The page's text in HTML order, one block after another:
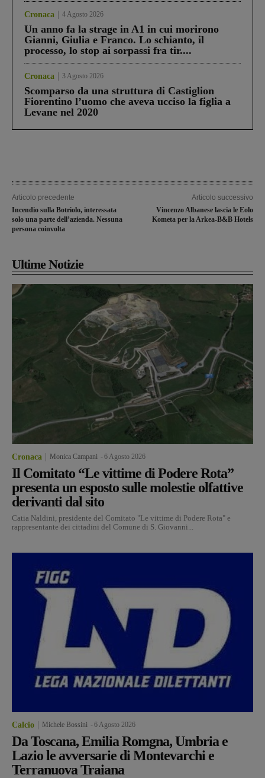
Cronaca 4 Agosto 2026
Un anno fa la strage in A1 in cui morirono
Gianni, Giulia e Franco. Lo schianto, il
processo, lo stop ai sorpassi fra tir....
Cronaca 3 Agosto 2026
Scomparso da una struttura di Castiglion
Fiorentino l’uomo che aveva ucciso la figlia a
Levane nel 2020
Articolo precedente
Incendio sulla Botriolo, interessata
solo una parte dell’azienda. Nessuna
persona coinvolta
Articolo successivo
Vincenzo Albanese lascia le Eolo
Kometa per la Arkea-B&B Hotels
Ultime Notizie
Cronaca Monica Campani 6 Agosto 2026
Il Comitato “Le vittime di Podere Rota”
presenta un esposto sulle molestie olfattive
derivanti dal sito
Catia Naldini, presidente del Comitato "Le vittime di Podere Rota" e
rappresentante dei cittadini del Comune di S. Giovanni...
Calcio Michele Bossini 6 Agosto 2026
Da Toscana, Emilia Romgna, Umbria e
Lazio le avversarie di Montevarchi e
Terranuova Traiana